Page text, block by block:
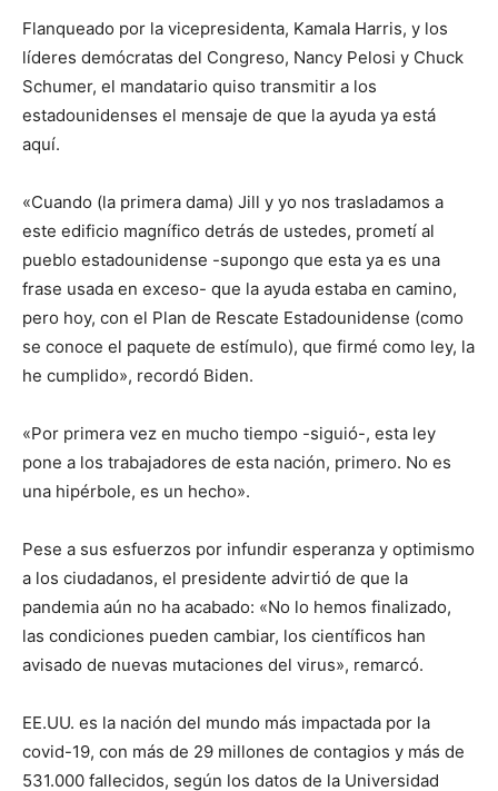
Flanqueado por la vicepresidenta, Kamala Harris, y los
líderes demócratas del Congreso, Nancy Pelosi y Chuck
Schumer, el mandatario quiso transmitir a los
estadounidenses el mensaje de que la ayuda ya está
aquí.
«Cuando (la primera dama) Jill y yo nos trasladamos a
este edificio magnífico detrás de ustedes, prometí al
pueblo estadounidense -supongo que esta ya es una
frase usada en exceso- que la ayuda estaba en camino,
pero hoy, con el Plan de Rescate Estadounidense (como
se conoce el paquete de estímulo), que firmé como ley, la
he cumplido», recordó Biden.
«Por primera vez en mucho tiempo -siguió-, esta ley
pone a los trabajadores de esta nación, primero. No es
una hipérbole, es un hecho».
Pese a sus esfuerzos por infundir esperanza y optimismo
a los ciudadanos, el presidente advirtió de que la
pandemia aún no ha acabado: «No lo hemos finalizado,
las condiciones pueden cambiar, los científicos han
avisado de nuevas mutaciones del virus», remarcó.
EE.UU. es la nación del mundo más impactada por la
covid-19, con más de 29 millones de contagios y más de
531.000 fallecidos, según los datos de la Universidad